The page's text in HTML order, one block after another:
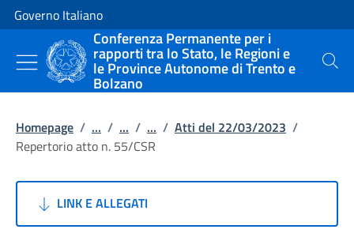
Vai al contenuto
Vai alla navigazione del sito
Governo Italiano
Conferenza Permanente per i
rapporti tra lo Stato, le Regioni e
le Province Autonome di Trento e
Bolzano
Cerca
Homepage / ... / ... / ... / Atti del 22/03/2023 /
Repertorio atto n. 55/CSR
LINK E ALLEGATI